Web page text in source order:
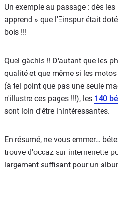
Un exemple au passage : dès les
apprend » que l'Einspur était
bois !!!
Quel gâchis !! D'autant que les
qualité et que même si les
(à tel point que pas une seule
n'illustre ces pages !!!), les 140
sont loin d'être inintéressantes.
En résumé, ne vous emmer…
trouve d'occaz sur internenette
largement suffisant pour un